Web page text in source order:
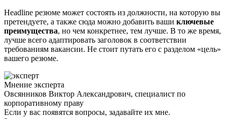
Headline резюме может состоять из должности, на которую вы
претендуете, а также сюда можно добавить ваши ключевые
преимущества, но чем конкретнее, тем лучше. В то же время,
лучше всего адаптировать заголовок в соответствии
требованиям вакансии. Не стоит путать его с разделом «цель»
вашего резюме.
Мнение эксперта
Овсянников Виктор Александрович, специалист по
корпоративному праву
Если у вас появятся вопросы, задавайте их мне.